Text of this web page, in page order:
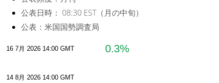
公表日時： 08:30 EST（月の中旬）
公表： 米国国勢調査局